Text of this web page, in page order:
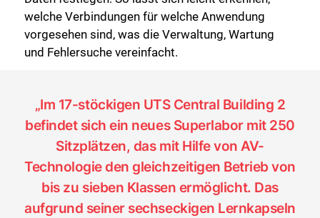
welche Verbindungen für welche Anwendung
vorgesehen sind, was die Verwaltung, Wartung
und Fehlersuche vereinfacht.
„Im 17-stöckigen UTS Central Building 2
befindet sich ein neues Superlabor mit 250
Sitzplätzen, das mit Hilfe von AV-
Technologie den gleichzeitigen Betrieb von
bis zu sieben Klassen ermöglicht. Das
aufgrund seiner sechseckigen Lernkapseln